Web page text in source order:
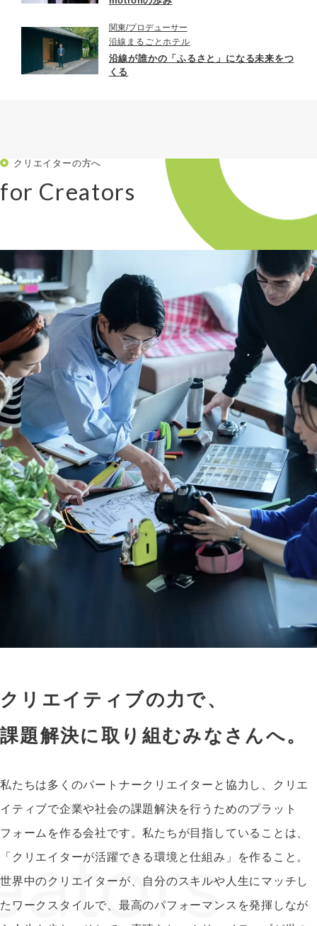
関東 プロデューサー
沿線まるごとホテル
沿線が誰かの「ふるさと」になる未来をつ
くる
クリエイターの方へ
for Creators
クリエイティブの力で、
課題解決に取り組むみなさんへ。
私たちは多くのパートナークリエイターと協力し、クリエ
イティブで企業や社会の課題解決を行うためのプラット
フォームを作る会社です。私たちが目指していることは、
「クリエイターが活躍できる環境と仕組み」を作ること。
世界中のクリエイターが、自分のスキルや人生にマッチし
たワークスタイルで、最高のパフォーマンスを発揮しなが